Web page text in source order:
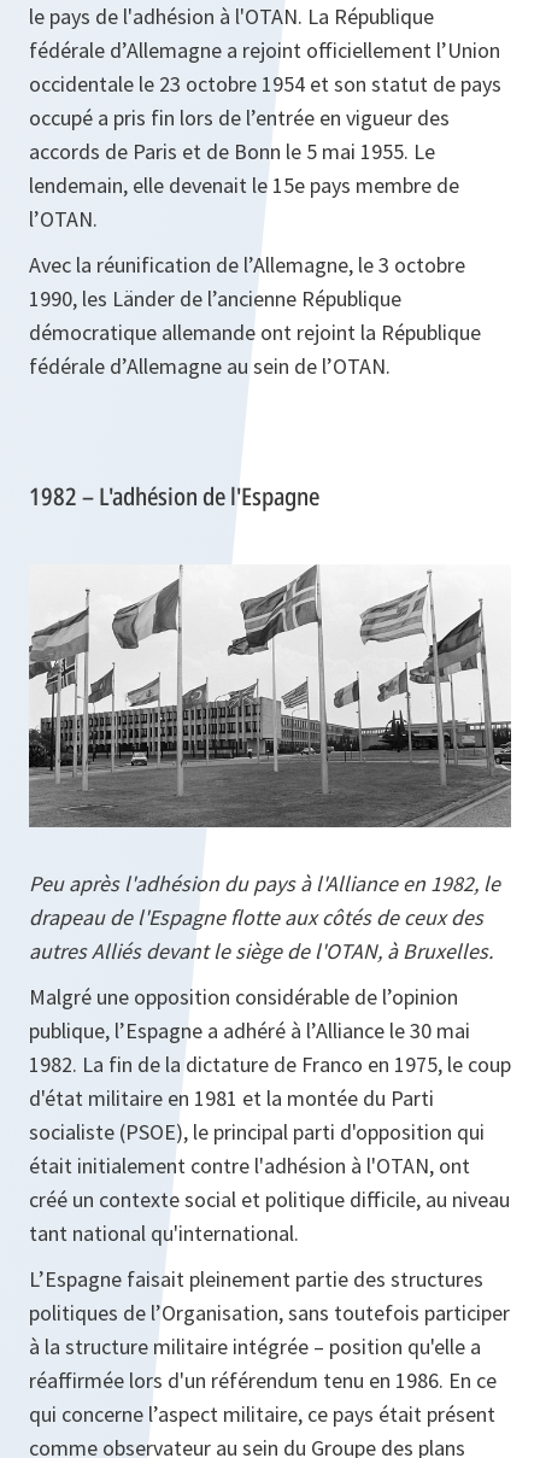
le pays de l'adhésion à l'OTAN. La République
fédérale d’Allemagne a rejoint officiellement l’Union
occidentale le 23 octobre 1954 et son statut de pays
occupé a pris fin lors de l’entrée en vigueur des
accords de Paris et de Bonn le 5 mai 1955. Le
lendemain, elle devenait le 15e pays membre de
l’OTAN.
Avec la réunification de l’Allemagne, le 3 octobre
1990, les Länder de l’ancienne République
démocratique allemande ont rejoint la République
fédérale d’Allemagne au sein de l’OTAN.
1982 – L'adhésion de l'Espagne
Peu après l'adhésion du pays à l'Alliance en 1982, le
drapeau de l'Espagne flotte aux côtés de ceux des
autres Alliés devant le siège de l'OTAN, à Bruxelles.
Malgré une opposition considérable de l’opinion
publique, l’Espagne a adhéré à l’Alliance le 30 mai
1982. La fin de la dictature de Franco en 1975, le coup
d'état militaire en 1981 et la montée du Parti
socialiste (PSOE), le principal parti d'opposition qui
était initialement contre l'adhésion à l'OTAN, ont
créé un contexte social et politique difficile, au niveau
tant national qu'international.
L’Espagne faisait pleinement partie des structures
politiques de l’Organisation, sans toutefois participer
à la structure militaire intégrée – position qu'elle a
réaffirmée lors d'un référendum tenu en 1986. En ce
qui concerne l’aspect militaire, ce pays était présent
comme observateur au sein du Groupe des plans